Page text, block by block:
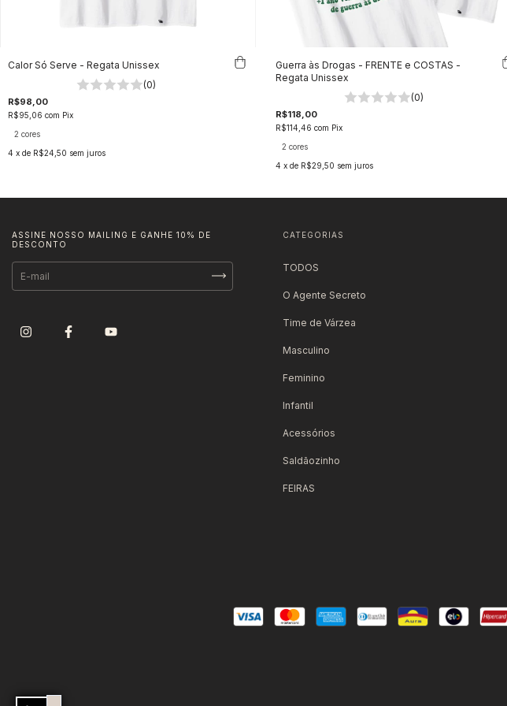
Calor Só Serve - Regata Unissex
(0)
R$98,00
R$95,06 com Pix
2 cores
4 x de R$24,50 sem juros
Guerra às Drogas - FRENTE e COSTAS -
Regata Unissex
(0)
R$118,00
R$114,46 com Pix
2 cores
4 x de R$29,50 sem juros
ASSINE NOSSO MAILING E GANHE 10% DE
DESCONTO
CATEGORIAS
TODOS
O Agente Secreto
Time de Várzea
Masculino
Feminino
Infantil
Acessórios
Saldãozinho
FEIRAS